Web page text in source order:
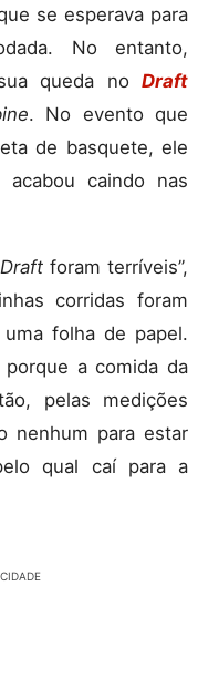
se esperava para
No entanto,
queda no Draft
. No evento que
de basquete, ele
caindo nas
Draft foram terríveis”,
corridas foram
folha de papel.
a comida da
pelas medições
nenhum para estar
qual caí para a